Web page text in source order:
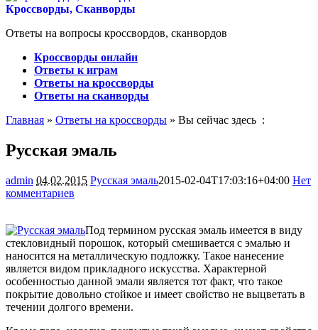
Кроссворды, Сканворды
Ответы на вопросы кроссвордов, сканвордов
Кроссворды онлайн
Ответы к играм
Ответы на кроссворды
Ответы на сканворды
Главная » Ответы на кроссворды » Вы сейчас здесь :
Русская эмаль
admin 04.02.2015 Русская эмаль2015-02-04T17:03:16+04:00 Нет
комментариев
Под термином русская эмаль имеется в виду
стекловидный порошок, который смешивается с эмалью и
наносится на металлическую подложку. Такое нанесение
является видом прикладного искусства. Характерной
особенностью данной эмали является тот факт, что такое
покрытие довольно стойкое и имеет свойство не выцветать в
течении долгого времени.